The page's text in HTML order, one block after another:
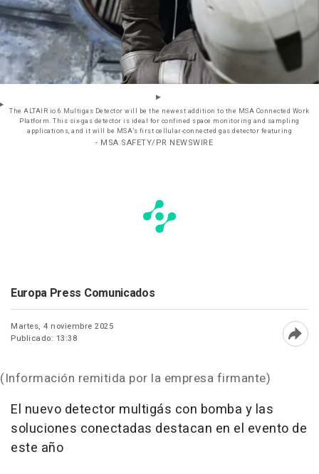
The ALTAIR io 6 Multigas Detector will be the newest addition to the MSA Connected Work
Platform. This six-gas detector is ideal for confined space monitoring and sampling
applications, and it will be MSA’s first cellular-connected gas detector featuring
- MSA SAFETY/PR NEWSWIRE
Europa Press Comunicados
Martes, 4 noviembre 2025
Publicado: 13:38
(Información remitida por la empresa firmante)
El nuevo detector multigás con bomba y las
soluciones conectadas destacan en el evento de
este año